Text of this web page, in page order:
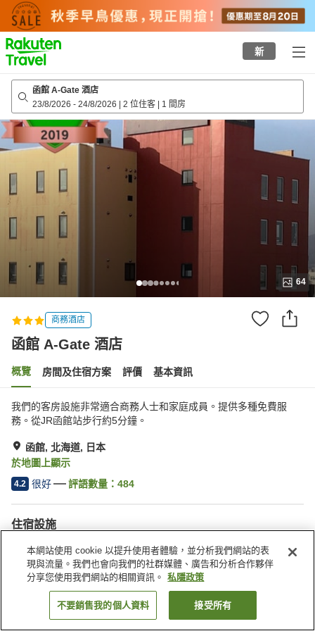
to
top
page
新
函館 A-Gate 酒店
23/8/2026 - 24/8/2026 | 2 位住客 | 1 間房
64
商務酒店
函館 A-Gate 酒店
概覽 房間及住宿方案 評價 基本資訊
我們的客房設施非常適合商務人士和家庭成員。提供多種免費服
務。從JR函館站步行約5分鐘。
函館, 北海道, 日本
於地圖上顯示
4.2 很好 評語數量： 484
住宿設施
桑拿
自動販賣機
免費洗衣房
收費洗衣房
找客房
本網站使用 cookie 以提升使用者體驗，並分析我們網站的表
現與流量。我們也會向我們的社群媒體、廣告和分析合作夥伴
分享您使用我們網站的相關資訊。
私隱政策
不要銷售我的個人資料 接受所有